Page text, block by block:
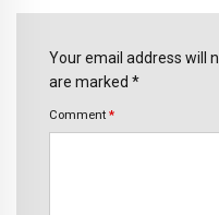
Your email address will
are marked *
Comment *